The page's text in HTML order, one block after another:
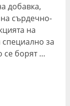
добавка,
сърдечно-
на
специално за
се борят …